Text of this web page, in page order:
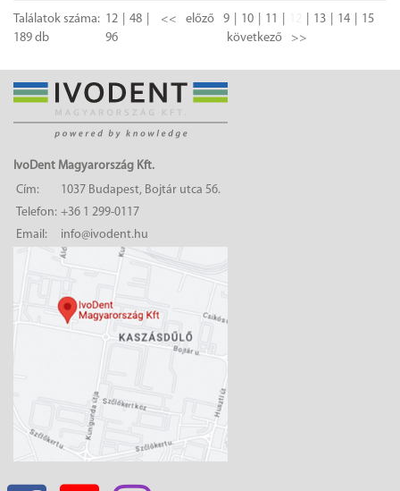
Találatok száma:
189 db
12
48
96
<< előző 9 10 11 13 14
15
következő
>>
IvoDent Magyarország Kft.
Cím:
1037 Budapest, Bojtár utca 56.
Telefon: +36 1 299-0117
Email:
info@ivodent.hu